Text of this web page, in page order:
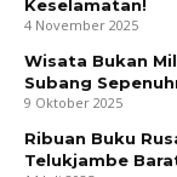
Keselamatan!
4 November 2025
Wisata Bukan
Subang
9 Oktober 2025
Ribuan Buku
Telukjambe